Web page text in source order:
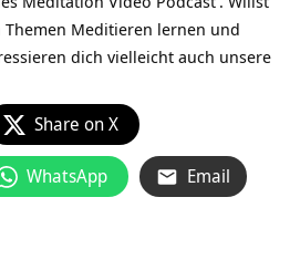
Meditieren lernen und
dich vielleicht auch unsere
Share on X
WhatsApp Email